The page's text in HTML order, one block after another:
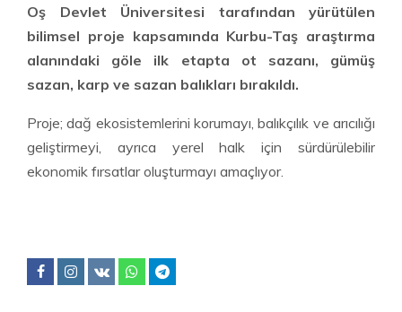
Oş Devlet Üniversitesi tarafından yürütülen
bilimsel proje kapsamında Kurbu-Taş araştırma
alanındaki göle ilk etapta ot sazanı, gümüş
sazan, karp ve sazan balıkları bırakıldı.
Proje; dağ ekosistemlerini korumayı, balıkçılık ve arıcılığı
geliştirmeyi, ayrıca yerel halk için sürdürülebilir
ekonomik fırsatlar oluşturmayı amaçlıyor.